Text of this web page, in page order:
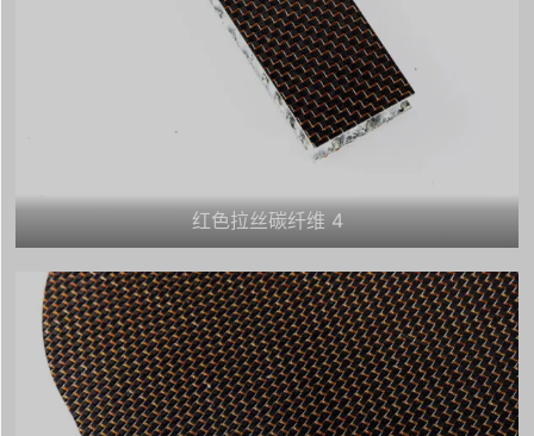
红色拉丝碳纤维 4